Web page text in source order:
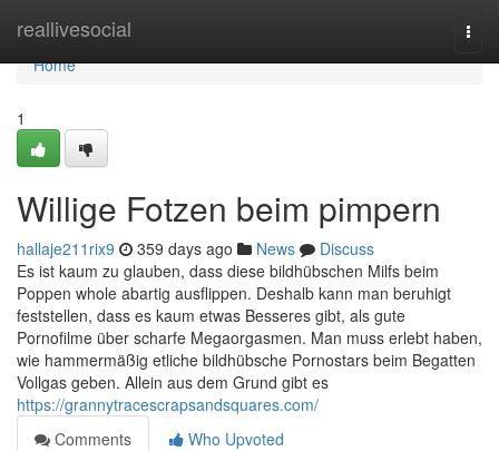
reallivesocial
Home
Home
1
Willige Fotzen beim pimpern
hallaje211rix9 359 days ago News
Discuss
Es ist kaum zu glauben, dass diese bildhübschen Milfs beim
Poppen whole abartig ausflippen. Deshalb kann man beruhigt
feststellen, dass es kaum etwas Besseres gibt, als gute
Pornofilme über scharfe Megaorgasmen. Man muss erlebt haben,
wie hammermäßig etliche bildhübsche Pornostars beim Begatten
Vollgas geben. Allein aus dem Grund gibt es
https://grannytracescrapsandsquares.com/
Comments
Who Upvoted